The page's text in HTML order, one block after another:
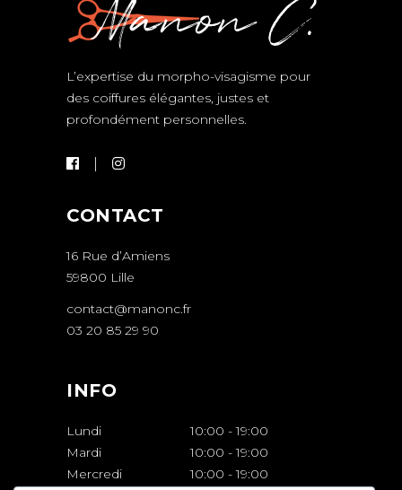
L’expertise du morpho-visagisme pour
des coiffures élégantes, justes et
profondément personnelles.
CONTACT
16 Rue d’Amiens
59800 Lille
contact@manonc.fr
03 20 85 29 90
INFO
Lundi 10:00 - 19:00
Mardi
10:00 - 19:00
Mercredi
10:00 - 19:00